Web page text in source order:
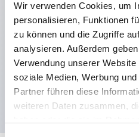
Wir verwenden Cookies, um
personalisieren, Funktionen
zu können und die Zugriffe
analysieren. Außerdem
Verwendung unserer
soziale Medien, Werbung
Partner führen diese
weiteren Daten zusammen,
59,9 mm (※ 22-stufiger
Platzsparendes Design
Sicherheitsstruktur der
Freisetzung, integrierter
Fingerschutzstruktur